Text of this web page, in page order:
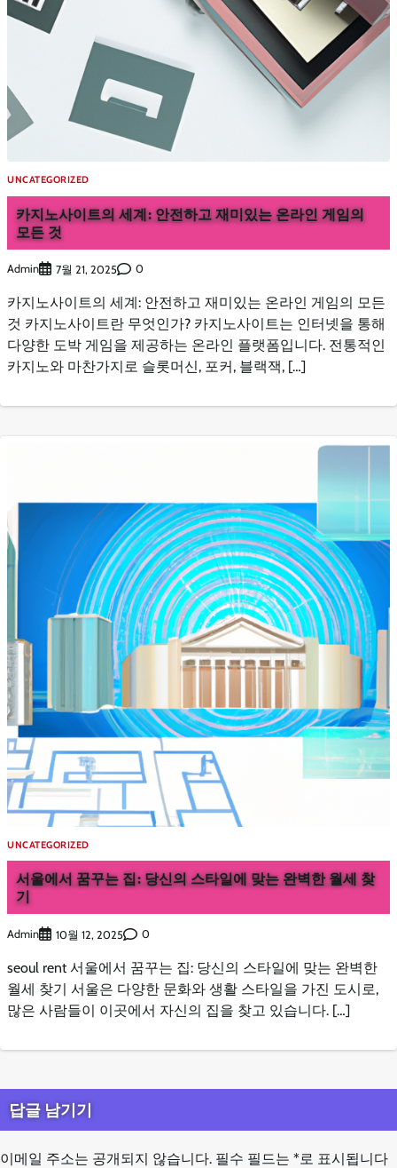
UNCATEGORIZED
카지노사이트의 세계: 안전하고 재미있는 온라인 게임의
모든 것
Admin 7월 21, 2025 0
카지노사이트의 세계: 안전하고 재미있는 온라인 게임의 모든
것 카지노사이트란 무엇인가? 카지노사이트는 인터넷을 통해
다양한 도박 게임을 제공하는 온라인 플랫폼입니다. 전통적인
카지노와 마찬가지로 슬롯머신, 포커, 블랙잭, […]
UNCATEGORIZED
서울에서 꿈꾸는 집: 당신의 스타일에 맞는 완벽한 월세 찾
기
Admin 10월 12, 2025 0
seoul rent 서울에서 꿈꾸는 집: 당신의 스타일에 맞는 완벽한
월세 찾기 서울은 다양한 문화와 생활 스타일을 가진 도시로,
많은 사람들이 이곳에서 자신의 집을 찾고 있습니다. […]
답글 남기기
이메일 주소는 공개되지 않습니다. 필수 필드는 * 로 표시됩니다